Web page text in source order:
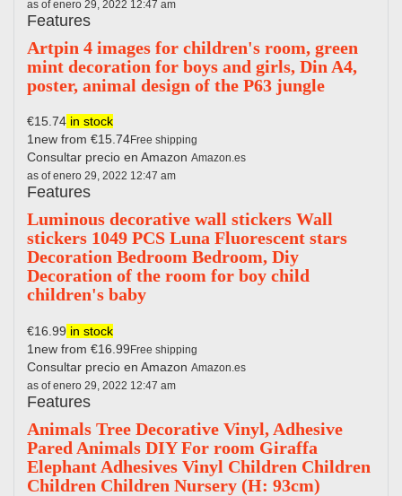
as of enero 29, 2022 12:47 am
Features
Artpin 4 images for children's room, green
mint decoration for boys and girls, Din A4,
poster, animal design of the P63 jungle
€15.74 in stock
1new from €15.74Free shipping
Consultar precio en Amazon Amazon.es
as of enero 29, 2022 12:47 am
Features
Luminous decorative wall stickers Wall
stickers 1049 PCS Luna Fluorescent stars
Decoration Bedroom Bedroom, Diy
Decoration of the room for boy child
children's baby
€16.99 in stock
1new from €16.99 Free shipping
Consultar precio en Amazon Amazon.es
as of enero 29, 2022 12:47 am
Features
Animals Tree Decorative Vinyl, Adhesive
Pared Animals DIY For room Giraffa
Elephant Adhesives Vinyl Children Children
Children Children Nursery (H: 93cm)